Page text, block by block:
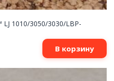
1010/3050/3030/LBP-
В корзину